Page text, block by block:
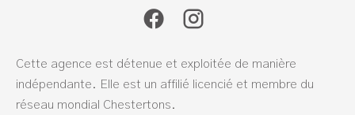
Cette agence est détenue et exploitée de manière
indépendante. Elle est un affilié licencié et membre du
réseau mondial Chestertons.